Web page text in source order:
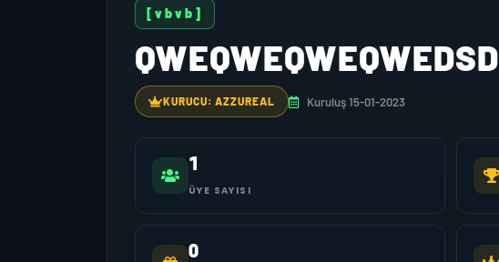
[vbvb]
QWEQWEQWEQWEDSD
KURUCU: AZZUREAL Kuruluş 15-01-2023
1
ÜYE SAYISI
0